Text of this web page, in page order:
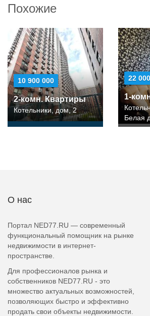
Похожие
10 900 000
2-комн. Квартиры
Котельники, дом, 2
22 000
1-
Белая
О нас
Портал NED77.RU — современный
функциональный помощник на рынке
недвижимости в интернет-
пространстве.
Для профессионалов рынка и
собственников NED77.RU - это
множество актуальных возможностей,
позволяющих быстро и эффективно
продать свои объекты недвижимости.